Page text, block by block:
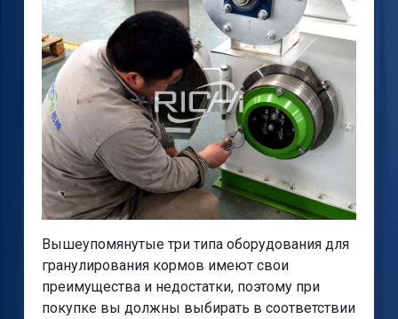
Вышеупомянутые три типа оборудования для
гранулирования кормов имеют свои
преимущества и недостатки, поэтому при
покупке вы должны выбирать в соответствии